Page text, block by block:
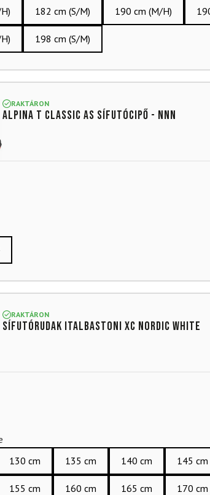
182 cm (S/M) 190 cm (M/H)
198 cm (S/M)
RAKTÁRON
ALPINA T Classic AS sífutócipő - NNN
RAKTÁRON
Sífutórudak ITALBASTONI XC Nordic White
130 cm 135 cm 140 cm 145 cm
155 cm 160 cm 165 cm 170 cm